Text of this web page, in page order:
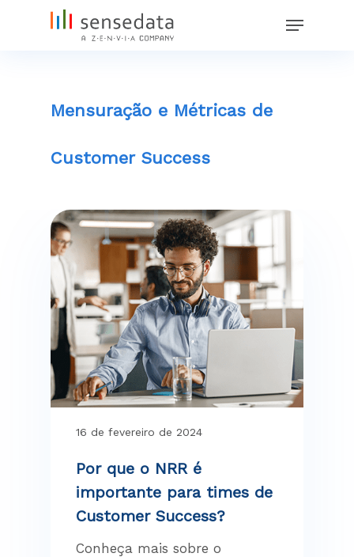
Menu
Mensuração e Métricas de
Customer Success
16 de fevereiro de 2024
Por que o NRR é
importante para times de
Customer Success?
Conheça mais sobre o